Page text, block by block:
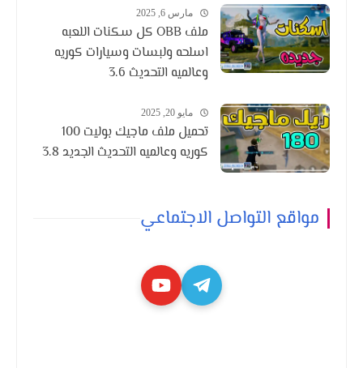
مارس 6, 2025
ملف OBB كل سكنات اللعبه
اسلحه ولبسات وسيارات كوريه
وعالميه التحديث 3.6
مايو 20, 2025
تحميل ملف ماجيك بوليت 100
كوريه وعالميه التحديث الجديد 3.8
مواقع التواصل الاجتماعي